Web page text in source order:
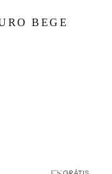
BEGE